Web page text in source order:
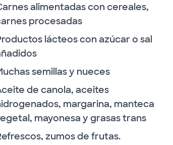
alimentadas con cereales,
procesadas
lácteos con azúcar o sal
semillas y nueces
de canola, aceites
margarina, manteca
mayonesa y grasas trans
zumos de frutas.